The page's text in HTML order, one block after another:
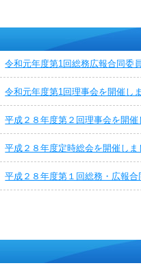
令和元年度第1回総務広報合同委
令和元年度第1回理事会を開催し
平成２８年度第２回理事会を開催
平成２８年度定時総会を開催しま
平成２８年度第１回総務・広報